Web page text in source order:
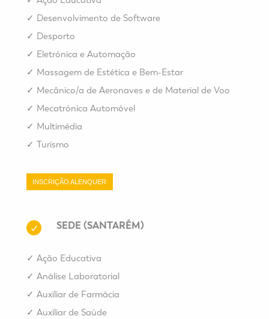
✓ Desenvolvimento de Software
✓ Desporto
✓ Eletrónica e Automação
✓ Massagem de Estética e Bem-Estar
✓ Mecânico/a de Aeronaves e de Material de Voo
✓ Mecatrónica Automóvel
✓ Multimédia
✓ Turismo
INSCRIÇÃO ALENQUER
SEDE (SANTARÉM)
✓ Ação Educativa
✓ Análise Laboratorial
✓ Auxiliar de Farmácia
✓ Auxiliar de Saúde